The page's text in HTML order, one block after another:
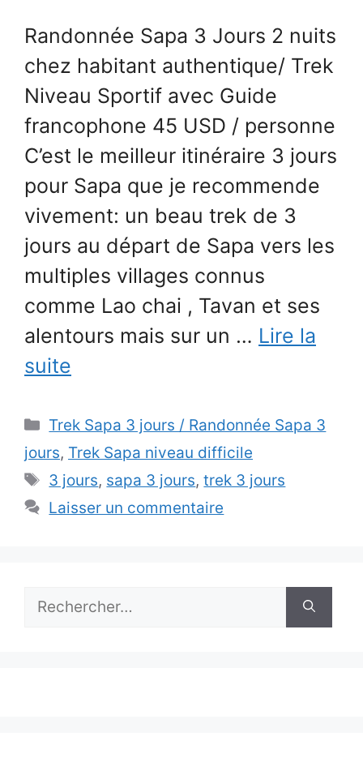
Randonnée Sapa 3 Jours 2 nuits
chez habitant authentique/ Trek
Niveau Sportif avec Guide
francophone 45 USD / personne
C’est le meilleur itinéraire 3 jours
pour Sapa que je recommende
vivement: un beau trek de 3
jours au départ de Sapa vers les
multiples villages connus
comme Lao chai , Tavan et ses
alentours mais sur un … Lire la
suite
Catégories
Trek Sapa 3 jours / Randonnée Sapa 3
jours, Trek Sapa niveau difficile
Étiquettes
3 jours, sapa 3 jours,trek 3 jours
Laisser un commentaire
Rechercher :